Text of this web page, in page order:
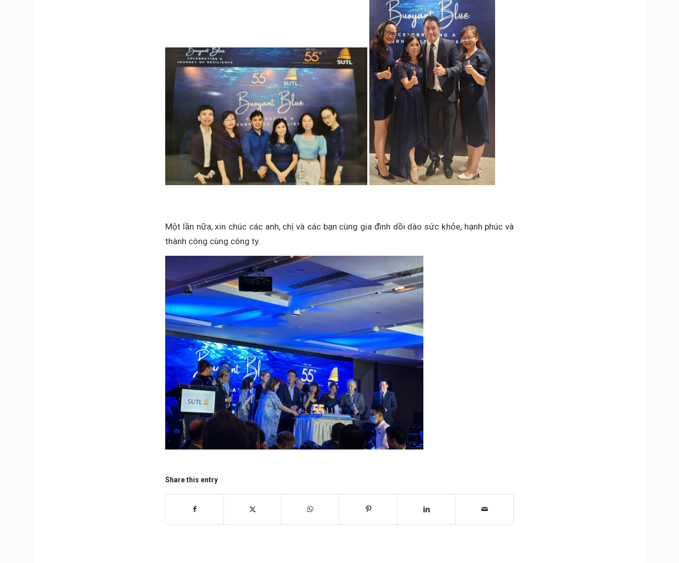
Một lần nữa, xin chúc các anh, chị và các bạn cùng gia đình dồi dào sức khỏe, hạnh phúc và
thành công cùng công ty.
Share this entry